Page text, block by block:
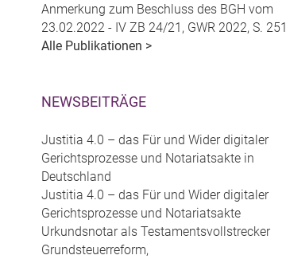
Anmerkung zum Beschluss des BGH vom
23.02.2022 - IV ZB 24/21, GWR 2022, S. 251
Alle Publikationen >
NEWSBEITRÄGE
Justitia 4.0 – das Für und Wider digitaler
Gerichtsprozesse und Notariatsakte in
Deutschland
Justitia 4.0 – das Für und Wider digitaler
Gerichtsprozesse und Notariatsakte
Urkundsnotar als Testamentsvollstrecker
Grundsteuerreform,